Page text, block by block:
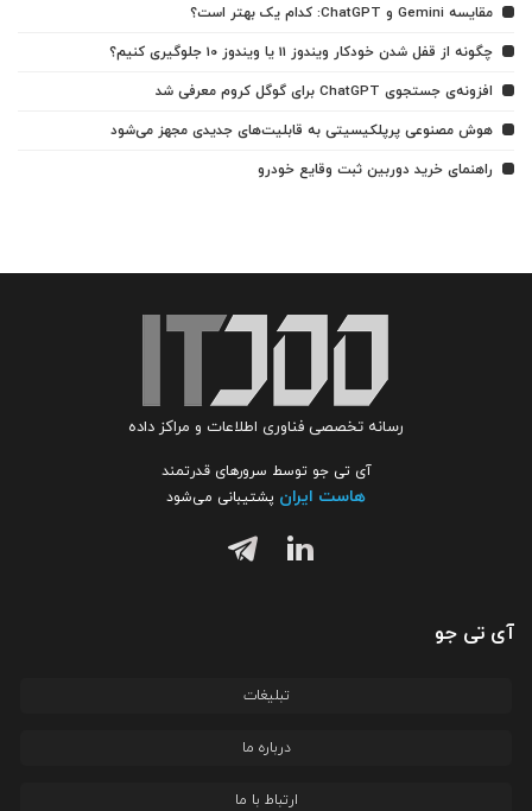
مقایسه Gemini و ChatGPT: کدام یک بهتر است؟
چگونه از قفل شدن خودکار ویندوز 11 یا ویندوز 10 جلوگیری کنیم؟
افزونه‌ی جستجوی ChatGPT برای گوگل کروم معرفی شد
هوش مصنوعی پرپلکیسیتی به قابلیت‌های جدیدی مجهز می‌شود
راهنمای خرید دوربین ثبت وقایع خودرو
رسانه تخصصی فناوری اطلاعات و مراکز داده
آی تی جو توسط سرورهای قدرتمند
هاست ایران پشتیبانی می‌شود
آی تی جو
تبلیغات
درباره ما
ارتباط با ما